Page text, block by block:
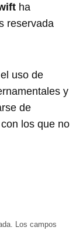
ha
reservada
uso de
y
de
los que no
Los campos